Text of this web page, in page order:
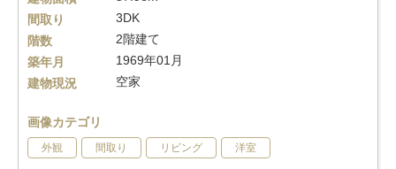
間取り
3DK
階数
2階建て
築年月
1969年01月
建物現況
空家
画像カテゴリ
外観 間取り リビング 洋室